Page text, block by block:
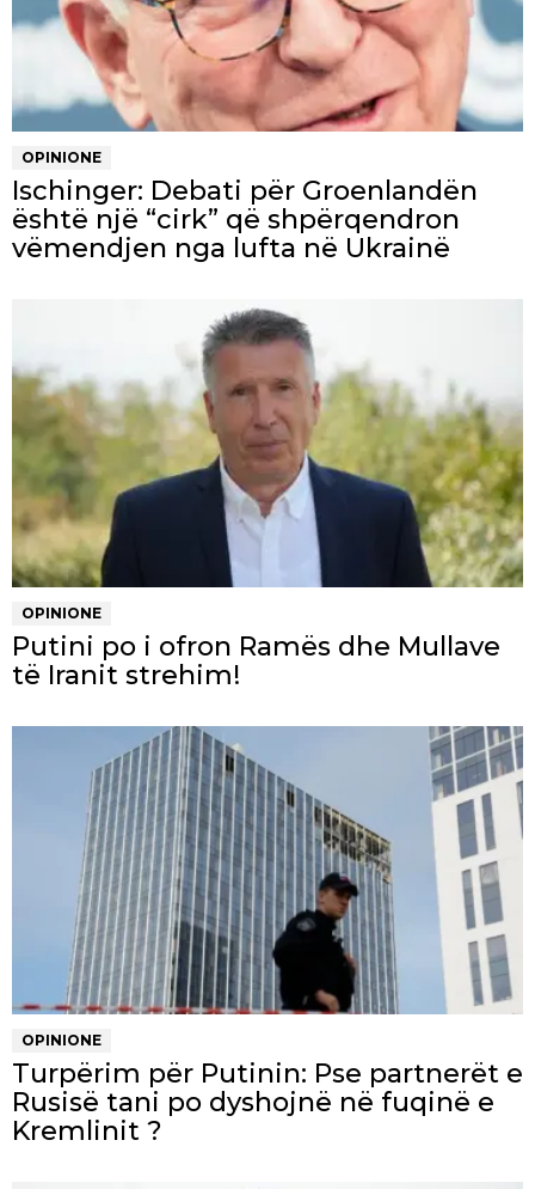
OPINIONE
Ischinger: Debati për Groenlandën
është një “cirk” që shpërqendron
vëmendjen nga lufta në Ukrainë
OPINIONE
Putini po i ofron Ramës dhe Mullave
të Iranit strehim!
OPINIONE
Turpërim për Putinin: Pse partnerët e
Rusisë tani po dyshojnë në fuqinë e
Kremlinit ?